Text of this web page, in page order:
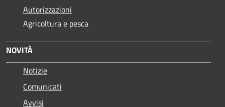
Autorizzazioni
Agricoltura e pesca
NOVITÀ
Notizie
Comunicati
Avvisi